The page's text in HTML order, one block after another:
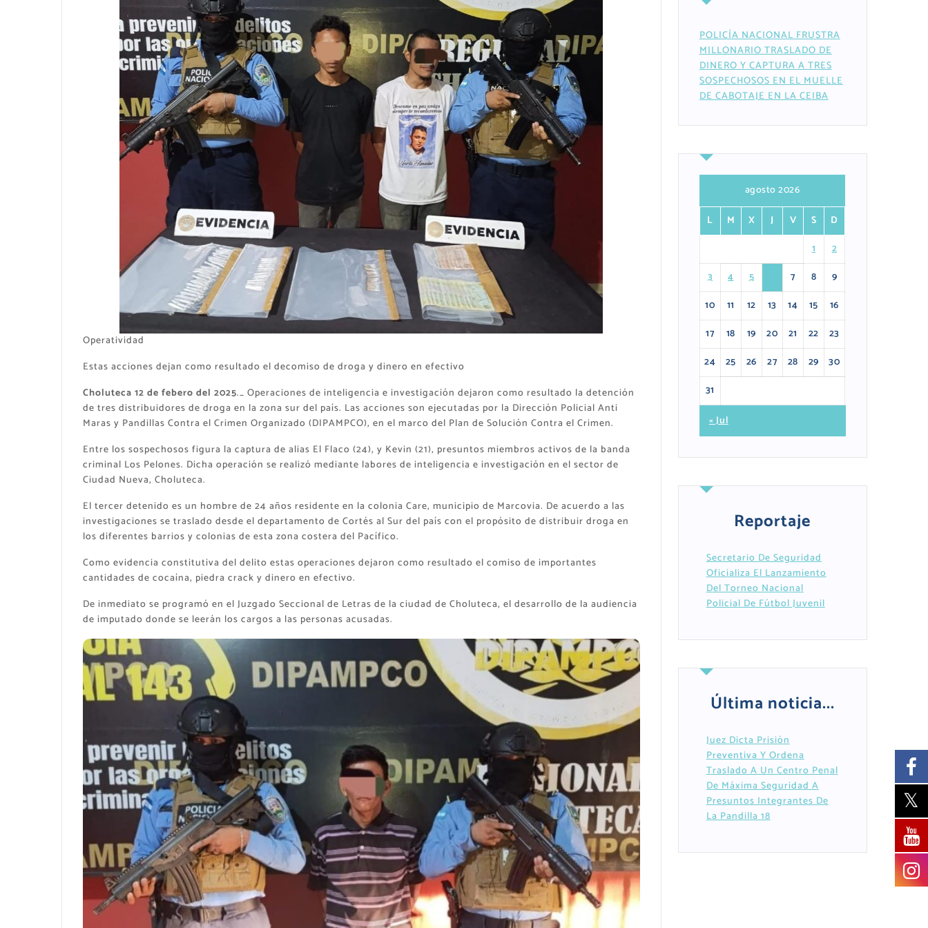
Operatividad
Estas acciones dejan como resultado el decomiso de droga y dinero en efectivo
Choluteca 12 de febero del 2025._ Operaciones de inteligencia e investigación dejaron como resultado la detención
de tres distribuidores de droga en la zona sur del país. Las acciones son ejecutadas por la Dirección Policial Anti
Maras y Pandillas Contra el Crimen Organizado (DIPAMPCO), en el marco del Plan de Solución Contra el Crimen.
Entre los sospechosos figura la captura de alias El Flaco (24), y Kevin (21), presuntos miembros activos de la banda
criminal Los Pelones. Dicha operación se realizó mediante labores de inteligencia e investigación en el sector de
Ciudad Nueva, Choluteca.
El tercer detenido es un hombre de 24 años residente en la colonia Care, municipio de Marcovia. De acuerdo a las
investigaciones se traslado desde el departamento de Cortés al Sur del país con el propósito de distribuir droga en
los diferentes barrios y colonias de esta zona costera del Pacífico.
Como evidencia constitutiva del delito estas operaciones dejaron como resultado el comiso de importantes
cantidades de cocaína, piedra crack y dinero en efectivo.
De inmediato se programó en el Juzgado Seccional de Letras de la ciudad de Choluteca, el desarrollo de la audiencia
de imputado donde se leerán los cargos a las personas acusadas.
POLICÍA NACIONAL FRUSTRA
MILLONARIO TRASLADO DE
DINERO Y CAPTURA A TRES
SOSPECHOSOS EN EL MUELLE
DE CABOTAJE EN LA CEIBA
agosto 2026
L
M X J V S
D
1
2
3
4 5 7 8
9
10
11 12 13 14 15
16
17
18 19 20 21 22
23
24
25 26 27 28 29
30
31
« Jul
Reportaje
Secretario De Seguridad
Oficializa El Lanzamiento
Del Torneo Nacional
Policial De Fútbol Juvenil
Última noticia...
Juez Dicta Prisión
Preventiva Y Ordena
Traslado A Un Centro Penal
De Máxima Seguridad A
Presuntos Integrantes De
La Pandilla 18